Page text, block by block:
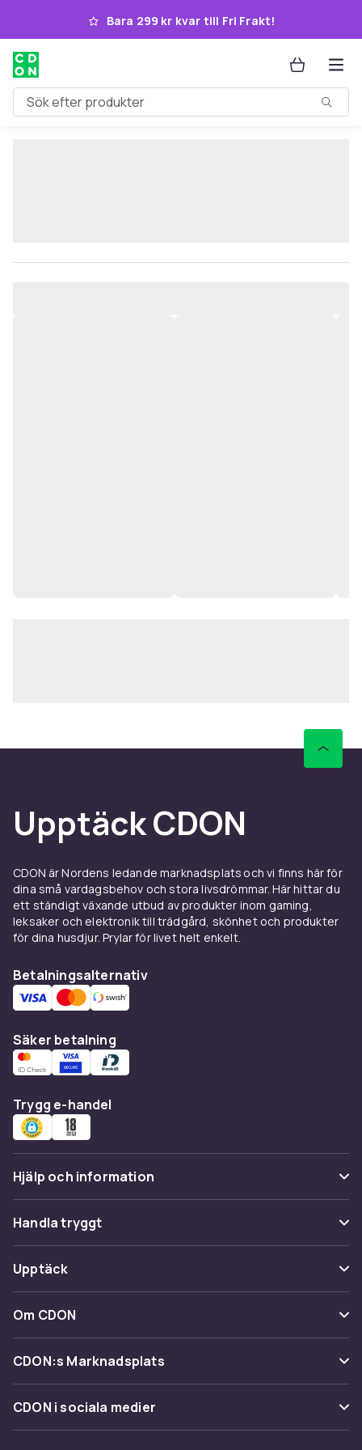
Hoppa till huvudinnehållet
Bara 299 kr kvar till Fri Frakt!
Sök efter produkter
Upptäck CDON
CDON är Nordens ledande marknadsplats och vi finns här för
dina små vardagsbehov och stora livsdrömmar. Här hittar du
ett ständigt växande utbud av produkter inom gaming,
leksaker och elektronik till trädgård, skönhet och produkter
för dina husdjur. Prylar för livet helt enkelt.
Betalningsalternativ
Säker betalning
Trygg e-handel
Hjälp och information
Vanliga frågor
Spåra paket
Ångra & Returnera här
Kundservice
Handla tryggt
Betalning
Leverans
Återkallelser
Upptäck
Kategorier
Varumärken
Shopit.se
Om CDON
Om oss
Kundrecensioner
CDON:s Marknadsplats
Sälj på CDON
Bli affiliate
CDON i sociala medier